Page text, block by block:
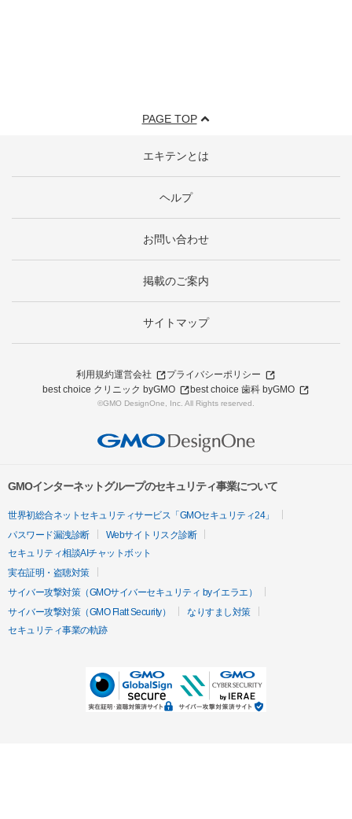
PAGE TOP
エキテンとは
ヘルプ
お問い合わせ
掲載のご案内
サイトマップ
利用規約運営会社
プライバシーポリシー
best choice クリニック byGMO
best choice 歯科 byGMO
©GMO DesignOne, Inc. All Rights reserved.
GMOインターネットグループのセキュリティ事業について
世界初総合ネットセキュリティサービス「GMOセキュリティ24」
パスワード漏洩診断
Webサイトリスク診断
セキュリティ相談AIチャットボット
実在証明・盗聴対策
サイバー攻撃対策（GMOサイバーセキュリティ byイエラエ）
サイバー攻撃対策（GMO Flatt Security）
なりすまし対策
セキュリティ事業の軌跡